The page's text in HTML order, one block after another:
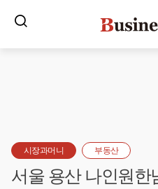
시장과머니 부동산
서울 용산 나인원한